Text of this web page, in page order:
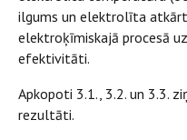
ilgums un elektrolīta
elektroķīmiskajā procesā
efektivitāti.
Apkopoti 3.1., 3.2. un 3.3.
rezultāti.